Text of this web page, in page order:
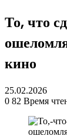
То, что
кино
25.02.2026
0 82 Время